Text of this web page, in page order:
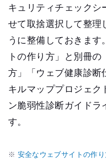
キュリティチェックシ
せて取捨選択して整理
うに整備しておきます
トの作り方」と別冊
方」「ウェブ健康診断
キルマッププロジェク
ン脆弱性診断ガイドラ
す。
※ 安全なウェブサイトの作